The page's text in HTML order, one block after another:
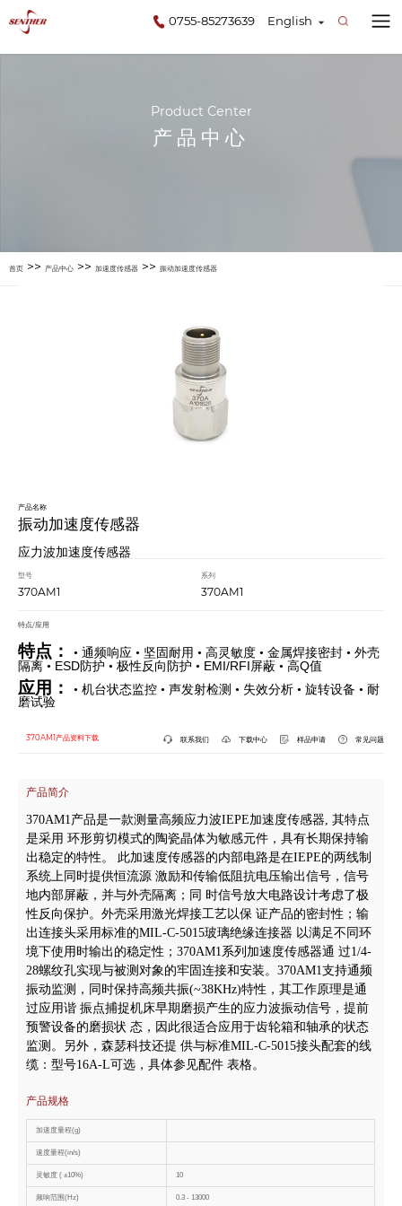
English
0755-85273639
Product Center
产品中心
首页 >> 产品中心 >> 加速度传感器 >> 振动加速度传感器
产品名称
振动加速度传感器
应力波加速度传感器
型号
370AM1
系列
370AM1
特点/应用
特点： • 通频响应 • 坚固耐用 • 高灵敏度 • 金属焊接密封 • 外壳
隔离 • ESD防护 • 极性反向防护 • EMI/RFI 屏蔽 • 高Q值
应用： • 机台状态监控 • 声发射检测 • 失效分析 • 旋转设备 • 耐
磨试验
370AM1产品资料下载 联系我们 下载中心 样品申请 常见问题
产品简介
370AM1产品是一款测量高频应力波IEPE加速度传感器, 其特点
是采用环形剪切模式的陶瓷晶体为敏感元件，具有长期保持输
出稳定的特性。 此加速度传感器的内部电路是在IEPE的两线制
系统上同时提供恒流源激励和传输低阻抗电压输出信号，信号
地内部屏蔽，并与外壳隔离；同 时信号放大电路设计考虑了极
性反向保护。外壳采用激光焊接工艺以保证产品的密封性；输
出连接头采用标准的MIL-C-5015玻璃绝缘连接器 以满足不同环
境下使用时输出的稳定性；370AM1系列加速度传感器通过1/4-
28螺纹孔实现与被测对象的牢固连接和安装。370AM1支持通频
振动监测，同时保持高频共振(~38KHz)特性，其工作原理是通
过应用谐振点捕捉机床早期磨损产生的应力波振动信号，提前
预警设备的磨损状态，因此很适合应用于齿轮箱和轴承的状态
监测。另外，森瑟科技还提供与标准MIL-C-5015接头配套的线
缆：型号16A-L可选，具体参见配件表格。
产品规格
加速度量程(g)
速度量程(in/s)
灵敏度 ( ±10%) 10
频响范围(Hz) 0.3 - 13000